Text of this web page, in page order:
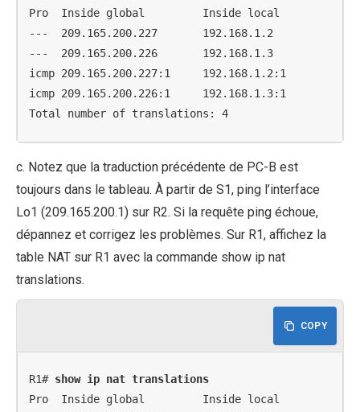
Pro  Inside global         Inside local
---  209.165.200.227       192.168.1.2
---  209.165.200.226       192.168.1.3
icmp 209.165.200.227:1     192.168.1.2:1
icmp 209.165.200.226:1     192.168.1.3:1
Total number of translations: 4
c. Notez que la traduction précédente de PC-B est
toujours dans le tableau. À partir de S1, ping l’interface
Lo1 (209.165.200.1) sur R2. Si la requête ping échoue,
dépannez et corrigez les problèmes. Sur R1, affichez la
table NAT sur R1 avec la commande show ip nat
translations.
COPY
R1# show ip nat translations
Pro  Inside global         Inside local